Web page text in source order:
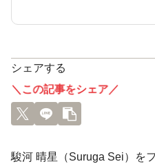
シェアする
＼この記事をシェア／
駿河 晴星（Suruga Sei）を